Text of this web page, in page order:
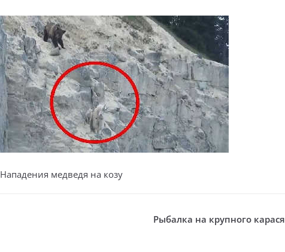
Нападения медведя на козу
Рыбалка на крупного карася